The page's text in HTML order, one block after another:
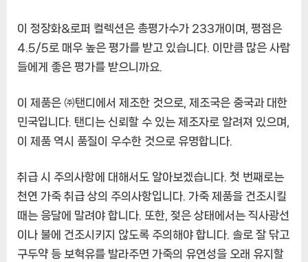
&
로
렉
7
종
편
하
고
스
럽
이 정장화&로퍼 컬렉션은 총평가수가 233개이며, 평점은
4.5/5로 매우 높은 평가를 받고 있습니다. 이만큼 많은 사람
들에게 좋은 평가를 받으니까요.
이 제품은 ㈜탠디에서 제조한 것으로, 제조국은 중국과 대한
민국입니다. 탠디는 신뢰할 수 있는 제조자로 알려져 있으며,
이 제품 역시 품질이 우수한 것으로 유명합니다.
취급 시 주의사항에 대해서도 알아보겠습니다. 첫 번째로는
천연 가죽 취급 상의 주의사항입니다. 가죽 제품을 건조시킬
때는 응달에 말려야 합니다. 또한, 젖은 상태에서는 직사광선
이나 불에 건조시키지 않도록 주의해야 합니다. 솔로 잘 닦고
구두약 등 보혁유를 발라주면 가죽의 유연성을 오래 유지할